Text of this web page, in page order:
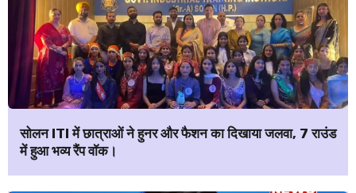
सोलन ITI में छात्राओं ने हुनर और फैशन का दिखाया जलवा, 7 राउंड
में हुआ भव्य रैंप वॉक।